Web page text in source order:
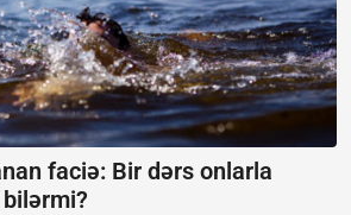
faciə: Bir dərs onlarla